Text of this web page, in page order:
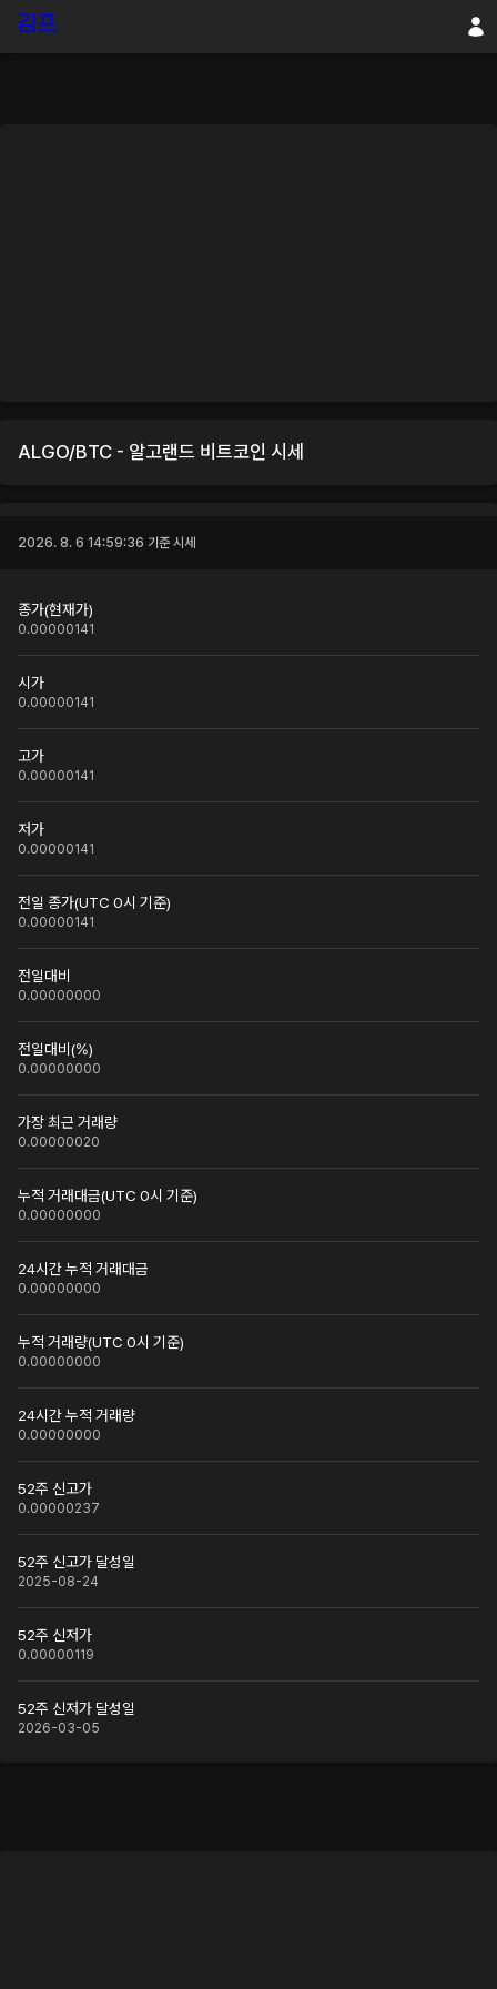
ALGO/BTC - 알고랜드 비트코인 시세
2026. 8. 6 14:59:36 기준 시세
종가(현재가)
0.00000141
시가
0.00000141
고가
0.00000141
저가
0.00000141
전일 종가(UTC 0시 기준)
0.00000141
전일대비
0.00000000
전일대비(%)
0.00000000
가장 최근 거래량
0.00000020
누적 거래대금(UTC 0시 기준)
0.00000000
24시간 누적 거래대금
0.00000000
누적 거래량(UTC 0시 기준)
0.00000000
24시간 누적 거래량
0.00000000
52주 신고가
0.00000237
52주 신고가 달성일
2025-08-24
52주 신저가
0.00000119
52주 신저가 달성일
2026-03-05